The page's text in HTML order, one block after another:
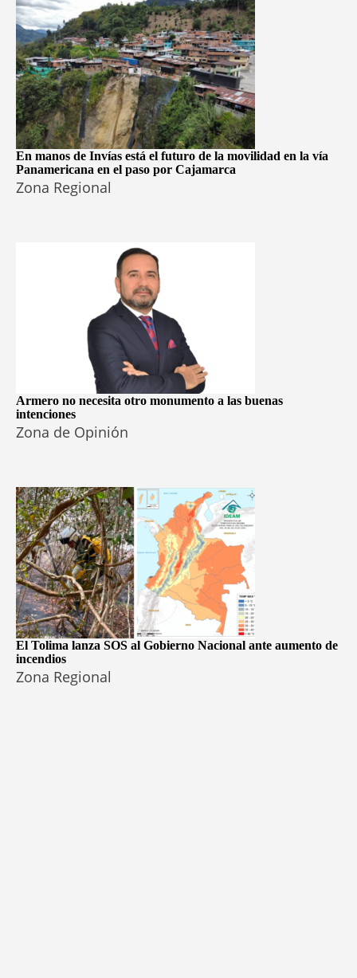
En manos de Invías está el futuro de la movilidad en la vía
Panamericana en el paso por Cajamarca
Zona Regional
Armero no necesita otro monumento a las buenas
intenciones
Zona de Opinión
El Tolima lanza SOS al Gobierno Nacional ante aumento de
incendios
Zona Regional